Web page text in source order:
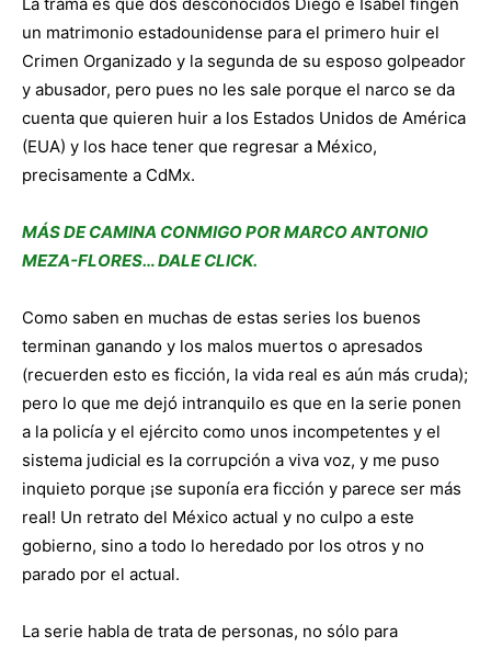
un matrimonio estadounidense para el primero huir el
Crimen Organizado y la segunda de su esposo golpeador
y abusador, pero pues no les sale porque el narco se da
cuenta que quieren huir a los Estados Unidos de América
(EUA) y los hace tener que regresar a México,
precisamente a CdMx.
MÁS DE CAMINA CONMIGO POR MARCO ANTONIO
MEZA-FLORES… DALE CLICK.
Como saben en muchas de estas series los buenos
terminan ganando y los malos muertos o apresados
(recuerden esto es ficción, la vida real es aún más cruda);
pero lo que me dejó intranquilo es que en la serie ponen
a la policía y el ejército como unos incompetentes y el
sistema judicial es la corrupción a viva voz, y me puso
inquieto porque ¡se suponía era ficción y parece ser más
real! Un retrato del México actual y no culpo a este
gobierno, sino a todo lo heredado por los otros y no
parado por el actual.
La serie habla de trata de personas, no sólo para